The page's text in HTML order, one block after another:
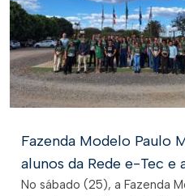
Fazenda Modelo Paulo
alunos da Rede e-Tec
No sábado (25), a Fazenda